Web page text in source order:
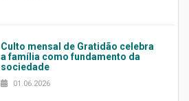
Culto mensal de Gratidão celebra
a família como fundamento da
sociedade
01.06.2026